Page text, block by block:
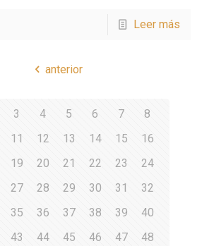
Leer más
anterior
3 4 5 6 7
8
11 12 13 14 15
16
19 20 21 22 23
24
27 28 29 30 31
32
35 36 37 38 39
40
43 44 45 46 47
48